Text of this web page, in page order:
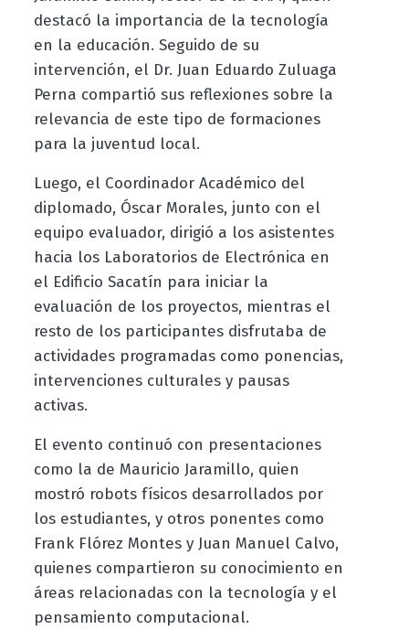
destacó la importancia de la tecnología
en la educación. Seguido de su
intervención, el Dr. Juan Eduardo Zuluaga
Perna compartió sus reflexiones sobre la
relevancia de este tipo de formaciones
para la juventud local.
Luego, el Coordinador Académico del
diplomado, Óscar Morales, junto con el
equipo evaluador, dirigió a los asistentes
hacia los Laboratorios de Electrónica en
el Edificio Sacatín para iniciar la
evaluación de los proyectos, mientras el
resto de los participantes disfrutaba de
actividades programadas como ponencias,
intervenciones culturales y pausas
activas.
El evento continuó con presentaciones
como la de Mauricio Jaramillo, quien
mostró robots físicos desarrollados por
los estudiantes, y otros ponentes como
Frank Flórez Montes y Juan Manuel Calvo,
quienes compartieron su conocimiento en
áreas relacionadas con la tecnología y el
pensamiento computacional.